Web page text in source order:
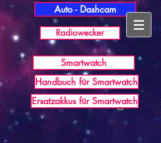
USB Germany
Auto - Dashcam
Radiowecker
Smartwatch
Handbuch für Smartwatch
Ersatzakkus für Smartwatch